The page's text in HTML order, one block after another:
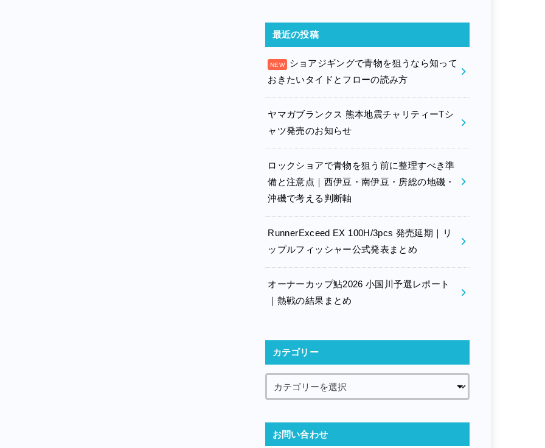
最近の投稿
ショアジギングで青物を狙うなら知って
おきたいタイドとフローの読み方
ヤマガブランクス 熊本地震チャリティーTシ
ャツ発売のお知らせ
ロックショアで青物を狙う前に整理すべき準
備と注意点｜西伊豆・南伊豆・房総の地磯・
沖磯で考える判断軸
RunnerExceed EX 100H/3pcs 発売延期｜リ
ップルフィッシャー公式発表まとめ
オーナーカップ鮎2026 小国川予選レポート
｜熱戦の結果まとめ
カテゴリー
お問い合わせ